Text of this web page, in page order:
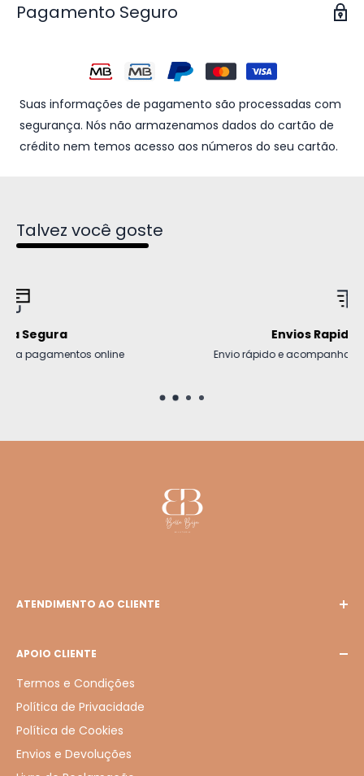
Pagamento Seguro
Suas informações de pagamento são processadas com
segurança. Nós não armazenamos dados do cartão de
crédito nem temos acesso aos números do seu cartão.
Talvez você goste
Envios Rapidos e Seguros
Envio rápido e acompanhado com código de rastreio
ATENDIMENTO AO CLIENTE
APOIO CLIENTE
Termos e Condições
Política de Privacidade
Política de Cookies
Envios e Devoluções